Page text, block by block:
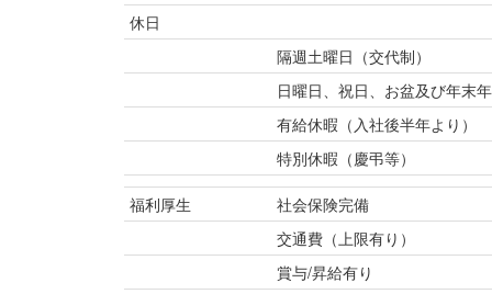
休日
隔週土曜日（交代制）
日曜日、祝日、お盆及び年末
有給休暇（入社後半年より）
特別休暇（慶弔等）
福利厚生
社会保険完備
交通費（上限有り）
賞与/昇給有り